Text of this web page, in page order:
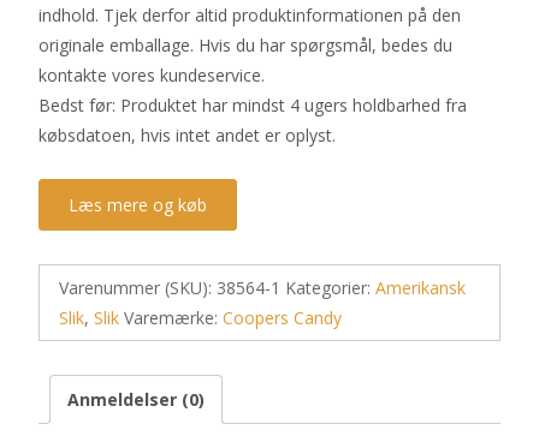
indhold. Tjek derfor altid produktinformationen på den
originale emballage. Hvis du har spørgsmål, bedes du
kontakte vores kundeservice.
Bedst før: Produktet har mindst 4 ugers holdbarhed fra
købsdatoen, hvis intet andet er oplyst.
Læs mere og køb
Varenummer (SKU): 38564-1 Kategorier: Amerikansk
Slik, Slik Varemærke: Coopers Candy
Anmeldelser (0)